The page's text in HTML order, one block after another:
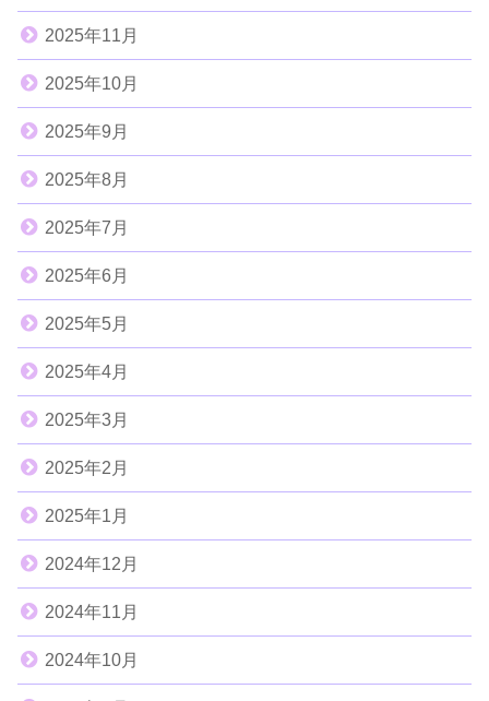
2025年11月
2025年10月
2025年9月
2025年8月
2025年7月
2025年6月
2025年5月
2025年4月
2025年3月
2025年2月
2025年1月
2024年12月
2024年11月
2024年10月